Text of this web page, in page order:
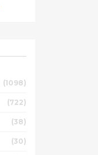
(1098)
(722)
(38)
(30)